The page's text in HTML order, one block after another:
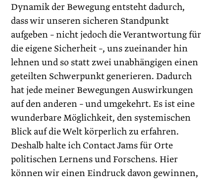
Dynamik der Bewegung entsteht dadurch,
dass wir unseren sicheren Standpunkt
aufgeben – nicht jedoch die Verantwortung für
die eigene Sicherheit –, uns zueinander hin
lehnen und so statt zwei unabhängigen einen
geteilten Schwerpunkt generieren. Dadurch
hat jede meiner Bewegungen Auswirkungen
auf den anderen – und umgekehrt. Es ist eine
wunderbare Möglichkeit, den systemischen
Blick auf die Welt körperlich zu erfahren.
Deshalb halte ich Contact Jams für Orte
politischen Lernens und Forschens. Hier
können wir einen Eindruck davon gewinnen,